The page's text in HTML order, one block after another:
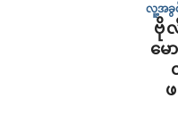
လူ့အခွင့်
ဗို
မ